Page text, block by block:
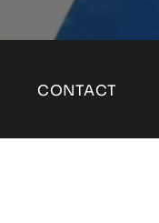
CONTACT